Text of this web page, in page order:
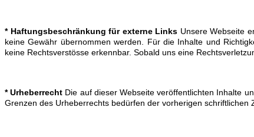
* Haftungsbeschränkung für externe Links Unsere Webseite
keine Gewähr übernommen werden. Für die Inhalte und
keine Rechtsverstösse erkennbar. Sobald uns eine
* Urheberrecht Die auf dieser Webseite veröffentlichten Inhalte
Grenzen des Urheberrechts bedürfen der vorherigen schriftlichen